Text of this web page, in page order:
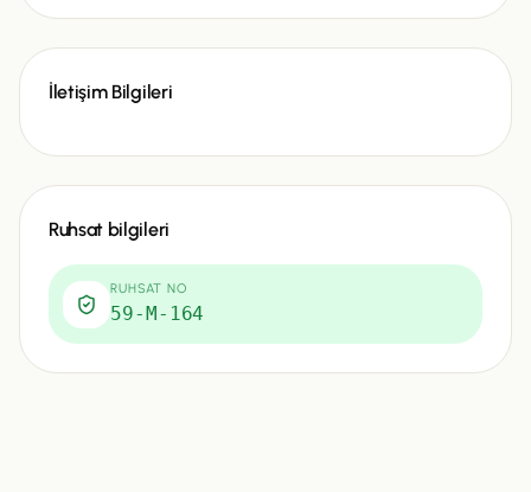
İletişim Bilgileri
Ruhsat bilgileri
RUHSAT NO
59-M-164